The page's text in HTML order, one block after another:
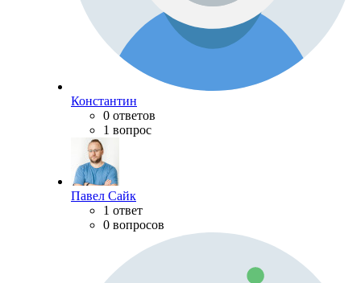
Константин
0 ответов
1 вопрос
Павел Сайк
1 ответ
0 вопросов